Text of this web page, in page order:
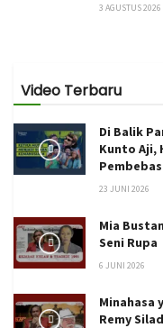
3 AGUSTUS 2026
Video Terbaru
Di Balik
Kunto Aji,
23 JUNI 2026
Mia
Seni Rupa
6 JUNI 2026
Minahasa
Remy